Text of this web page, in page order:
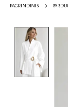
PAGRINDINIS